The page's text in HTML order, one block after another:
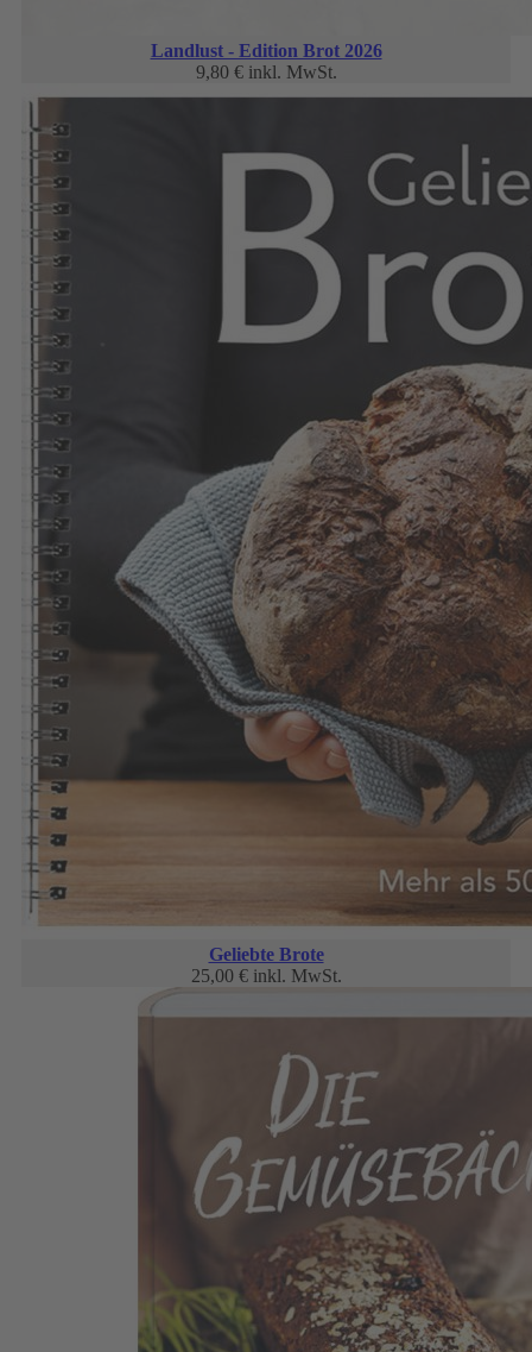
Landlust - Edition Brot 2026
9,80 € inkl. MwSt.
Geliebte Brote
25,00 € inkl. MwSt.